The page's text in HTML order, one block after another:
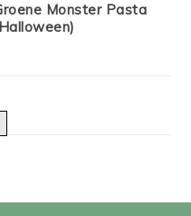
Monster Pasta